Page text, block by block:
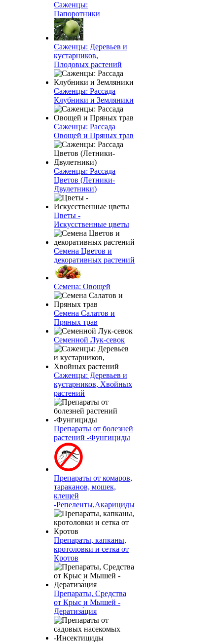
Саженцы:
Папоротники
Саженцы: Деревьев и
кустарников,
Плодовых растений
Саженцы: Рассада
Клубники и Земляники
Саженцы: Рассада
Овощей и Пряных трав
Саженцы: Рассада
Цветов (Летники-
Двулетники)
Цветы -
Искусственные цветы
Семена Цветов и
декоративных растений
Семена: Овощей
Семена Салатов и
Пряных трав
Семенной Лук-севок
Саженцы: Деревьев и
кустарников, Хвойных
растений
Препараты от болезней
растений -Фунгициды
Препараты от комаров,
тараканов, мошек,
клещей
-Репеленты,Акарициды
Препараты, капканы,
кротоловки и сетка от
Кротов
Препараты, Средства
от Крыс и Мышей -
Дератиза́ция